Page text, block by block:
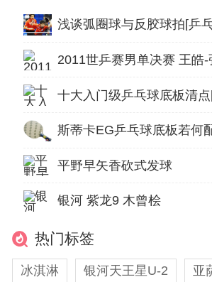
浅谈弧圈球与反胶球拍[乒
2011世乒赛男单决赛 王皓-
十大入门级乒乓球底板清
平野早矢香砍式发球
银河 紫龙9 木曾桧
热门标签
冰淇淋 银河天王星U-2 亚